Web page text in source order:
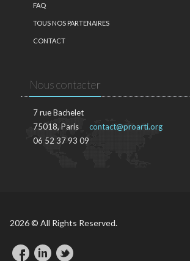
FAQ
TOUS NOS PARTENAIRES
CONTACT
Nous contacter
7 rue Bachelet
75018, Paris
06 52 37 93 09
contact@proarti.org
2026 © All Rights Reserved.